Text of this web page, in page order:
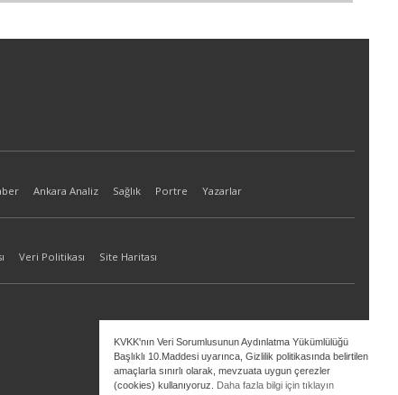
KVKK'nın Veri Sorumlusunun Aydınlatma Yükümlülüğü
Başlıklı 10.Maddesi uyarınca, Gizlilik politikasında belirtilen
amaçlarla sınırlı olarak, mevzuata uygun çerezler
(cookies) kullanıyoruz. Daha fazla bilgi için tıklayın
Ankara Analiz Sağlık Portre Yazarlar
Veri Politikası Site Haritası